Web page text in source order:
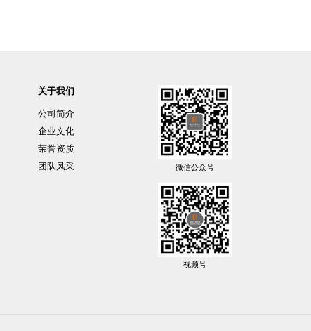
关于我们
公司简介
企业文化
荣誉资质
团队风采
微信公众号
视频号